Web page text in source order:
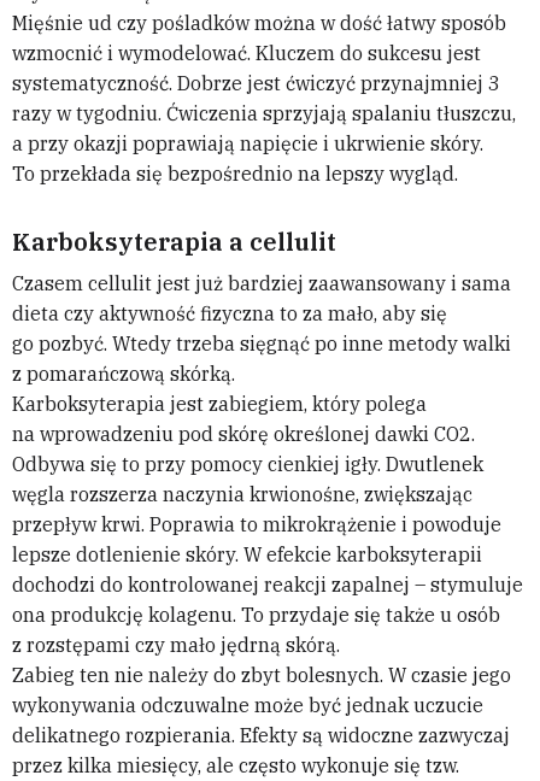
Mięśnie ud czy pośladków można w dość łatwy sposób
wzmocnić i wymodelować. Kluczem do sukcesu jest
systematyczność. Dobrze jest ćwiczyć przynajmniej 3
razy w tygodniu. Ćwiczenia sprzyjają spalaniu tłuszczu,
a przy okazji poprawiają napięcie i ukrwienie skóry.
To przekłada się bezpośrednio na lepszy wygląd.
Karboksyterapia a cellulit
Czasem cellulit jest już bardziej zaawansowany i sama
dieta czy aktywność fizyczna to za mało, aby się
go pozbyć. Wtedy trzeba sięgnąć po inne metody walki
z pomarańczową skórką.
Karboksyterapia jest zabiegiem, który polega
na wprowadzeniu pod skórę określonej dawki CO2.
Odbywa się to przy pomocy cienkiej igły. Dwutlenek
węgla rozszerza naczynia krwionośne, zwiększając
przepływ krwi. Poprawia to mikrokrążenie i powoduje
lepsze dotlenienie skóry. W efekcie karboksyterapii
dochodzi do kontrolowanej reakcji zapalnej – stymuluje
ona produkcję kolagenu. To przydaje się także u osób
z rozstępami czy mało jędrną skórą.
Zabieg ten nie należy do zbyt bolesnych. W czasie jego
wykonywania odczuwalne może być jednak uczucie
delikatnego rozpierania. Efekty są widoczne zazwyczaj
przez kilka miesięcy, ale często wykonuje się tzw.